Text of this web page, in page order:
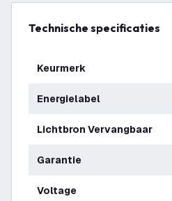
Technische specificaties
Keurmerk
Energielabel
Lichtbron Vervangbaar
Garantie
Voltage